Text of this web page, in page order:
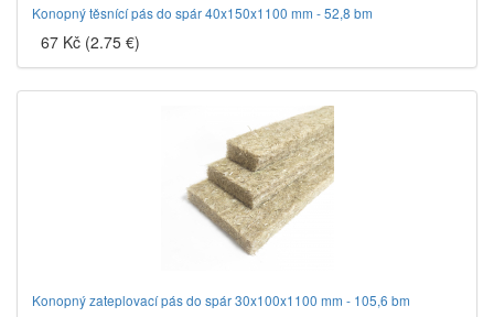
Konopný těsnící pás do spár 40x150x1100 mm - 52,8 bm
67 Kč (2.75 €)
Konopný zateplovací pás do spár 30x100x1100 mm - 105,6 bm